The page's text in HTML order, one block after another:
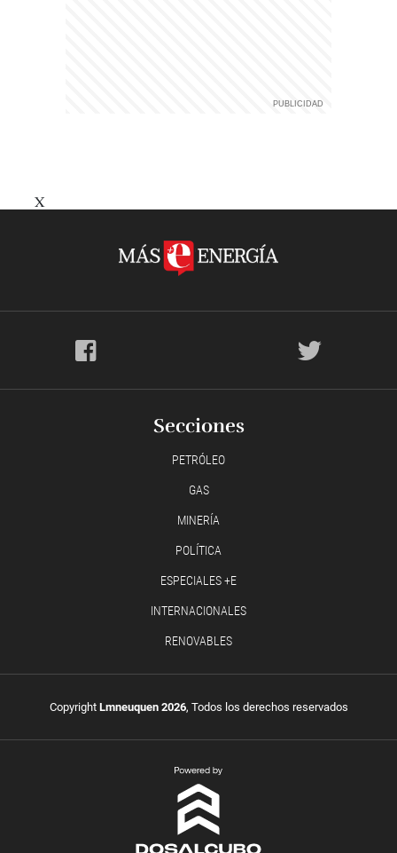
X
Secciones
PETRÓLEO
GAS
MINERÍA
POLÍTICA
ESPECIALES +E
INTERNACIONALES
RENOVABLES
Copyright Lmneuquen 2026, Todos los derechos reservados